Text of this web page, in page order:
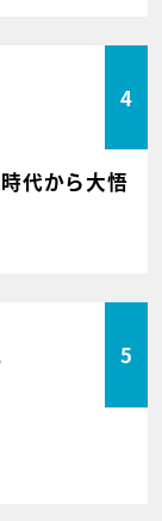
4
代から大悟
5